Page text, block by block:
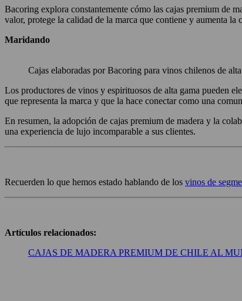
Bacoring explora constantemente cómo las cajas premium de
valor, protege la calidad de la marca que contiene y aumenta la
Maridando
Cajas elaboradas por Bacoring para vinos chilenos de
Los productores de vinos y espirituosos de alta gama pueden
que representa la marca y que la hace conectar como una
En resumen, la adopción de cajas premium de madera y la
una experiencia de lujo incomparable a sus clientes.
Recuerden lo que hemos estado hablando de los vinos de
Artículos relacionados:
CAJAS DE MADERA PREMIUM DE CHILE AL